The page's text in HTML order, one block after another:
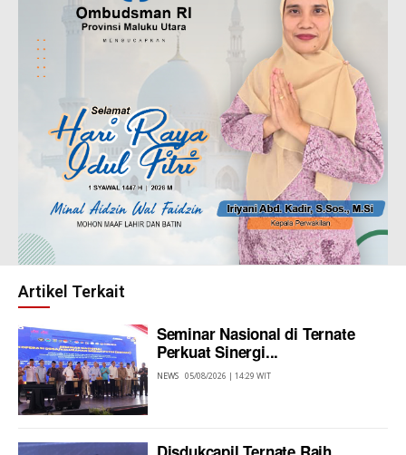
Artikel Terkait
Seminar Nasional di Ternate
Perkuat Sinergi...
NEWS 05/08/2026 | 14:29 WIT